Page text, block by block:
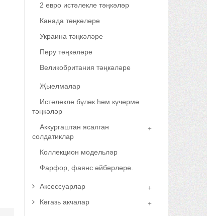
2 евро истәлекле тәңкәләр
Канада тәңкәләре
Украина тәңкәләре
Перу тәңкәләре
Великобритания тәңкәләре
Җыелмалар
Истәлекле бүләк һәм күчермә
тәңкәләр
Аккургаштан ясалган
солдатиклар
Коллекцион модельләр
Фарфор, фаянс әйберләре.
Аксессуарлар
Кәгазь акчалар